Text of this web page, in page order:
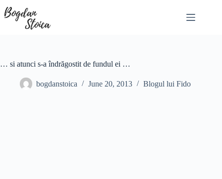
to
content
… si atunci s-a îndrăgostit de fundul ei …
bogdanstoica June 20, 2013 Blogul lui Fido